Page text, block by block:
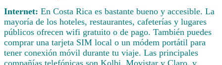
Internet: En Costa Rica es bastante bueno y accesible. La
mayoría de los hoteles, restaurantes, cafeterías y lugares
públicos ofrecen wifi gratuito o de pago. También puedes
comprar una tarjeta SIM local o un módem portátil para
tener conexión móvil durante tu viaje. Las principales
compañías telefónicas son Kolbi, Movistar y Claro, y